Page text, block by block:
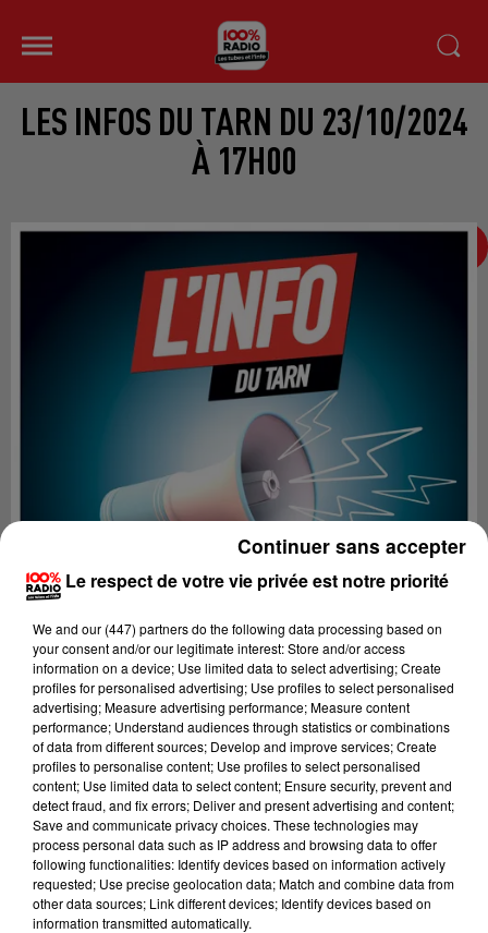
LES INFOS DU TARN DU 23/10/2024
À 17H00
Lecture (4 min 23 sec)
100%
Le respect de votre vie privée est notre priorité
We and our (447) partnersdo the following data processing based on
your consent and/or our legitimate interest: Store and/or access
information on a device; Use limited data to select advertising; Create
profiles for personalised advertising; Use profiles to select personalised
advertising; Measure advertising performance; Measure content
performance; Understand audiences through statistics or combinations
of data from different sources; Develop and improve services; Create
profiles to personalise content; Use profiles to select personalised
content; Use limited data to select content; Ensure security, prevent and
detect fraud, and fix errors; Deliver and present advertising and content;
Save and communicate privacy choices. These technologies may
process personal data such as IP address and browsing data to offer
following functionalities: Identify devices based on information actively
requested; Use precise geolocation data; Match and combine data from
other data sources; Link different devices; Identify devices based on
information transmitted automatically.
Continuer sans accepter